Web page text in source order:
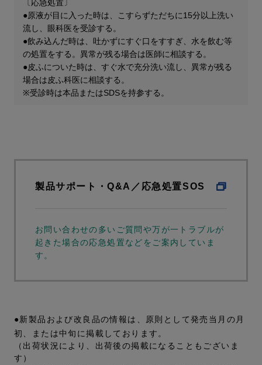
〔応急処置〕
●原液が目に入った時は、こすらずただちに15分以上洗い
流し、眼科医を受診する。
●飲み込んだ時は、吐かずにすぐ口をすすぎ、水を飲む等
の処置をする。異常が残る場合は医師に相談する。
●皮ふについた時は、すぐ水で充分洗い流し、異常が残る
場合は皮ふ科医に相談する。
※受診時は本品またはSDSを持参する。
製品サポート・Q&A／応急処置SOS
お問い合わせの多いご質問や万が一トラブルが
起きた場合の応急処置などをご案内していま
す。
●新製品および改良品の情報は、原則として発売当月の月
初、または中旬に掲載しております。
（出荷状況により、出荷後の掲載になることもございま
す）